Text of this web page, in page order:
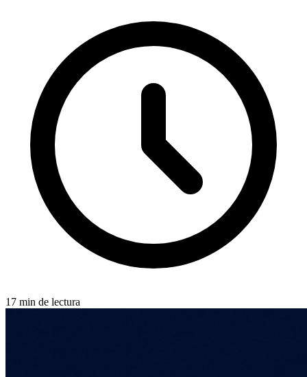
17 min de lectura